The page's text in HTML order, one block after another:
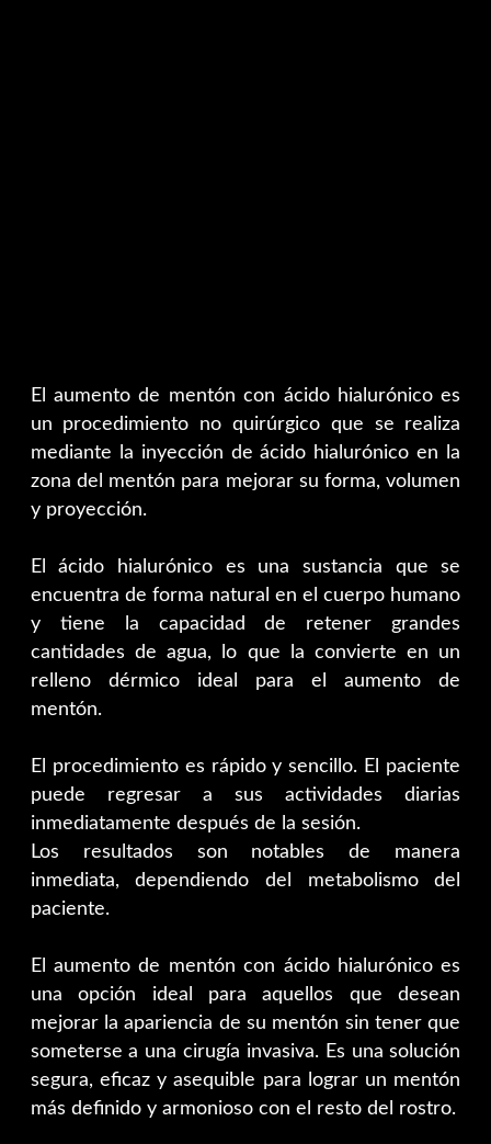
El aumento de mentón con ácido hialurónico es
un procedimiento no quirúrgico que se realiza
mediante la inyección de ácido hialurónico en la
zona del mentón para mejorar su forma, volumen
y proyección.
El ácido hialurónico es una sustancia que se
encuentra de forma natural en el cuerpo humano
y tiene la capacidad de retener grandes
cantidades de agua, lo que la convierte en un
relleno dérmico ideal para el aumento de
mentón.
El procedimiento es rápido y sencillo. El paciente
puede regresar a sus actividades diarias
inmediatamente después de la sesión.
Los resultados son notables de manera
inmediata, dependiendo del metabolismo del
paciente.
El aumento de mentón con ácido hialurónico es
una opción ideal para aquellos que desean
mejorar la apariencia de su mentón sin tener que
someterse a una cirugía invasiva. Es una solución
segura, eficaz y asequible para lograr un mentón
más definido y armonioso con el resto del rostro.